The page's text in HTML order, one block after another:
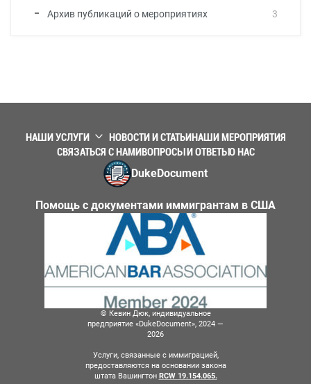
Архив публикаций о мероприятиях
3
НАШИ УСЛУГИ НОВОСТИ И СТАТЬИНАШИ МЕРОПРИЯТИЯ
СВЯЗАТЬСЯ С НАМИВОПРОСЫ И ОТВЕТЫО НАС
DukeDocument
Помощь с документами иммигрантам в США
© Кевин Дюк, индивидуальное
предприятие «DukeDocument», 2024 —
2026
Услуги, связанные с иммиграцией,
предоставляются на основании закона
штата Вашингтон RCW 19.154.065.